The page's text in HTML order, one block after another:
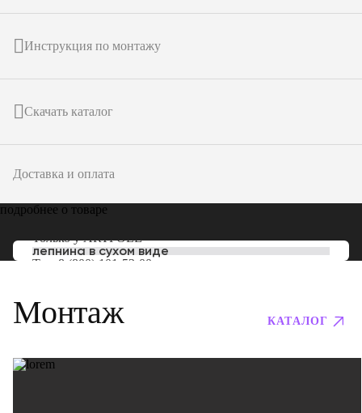
Инструкция по монтажу
Скачать каталог
Доставка и оплата
подробнее о товаре
Только уARTPOLE
лепнина в сухом виде
Тел: 8 (800) 101-53-00
Монтаж КАТАЛОГ